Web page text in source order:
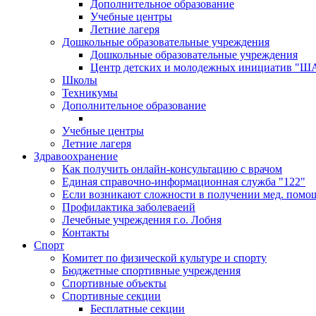
Дополнительное образование
Учебные центры
Летние лагеря
Дошкольные образовательные учреждения
Дошкольные образовательные учреждения
Центр детских и молодежных инициатив
Школы
Техникумы
Дополнительное образование
Учебные центры
Летние лагеря
Здравоохранение
Как получить онлайн-консультацию с врачом
Единая справочно-информационная служба "122"
Если возникают сложности в получении мед.
Профилактика заболеваеий
Лечебные учреждения г.о. Лобня
Контакты
Спорт
Комитет по физической культуре и спорту
Бюджетные спортивные учреждения
Спортивные объекты
Спортивные секции
Бесплатные секции